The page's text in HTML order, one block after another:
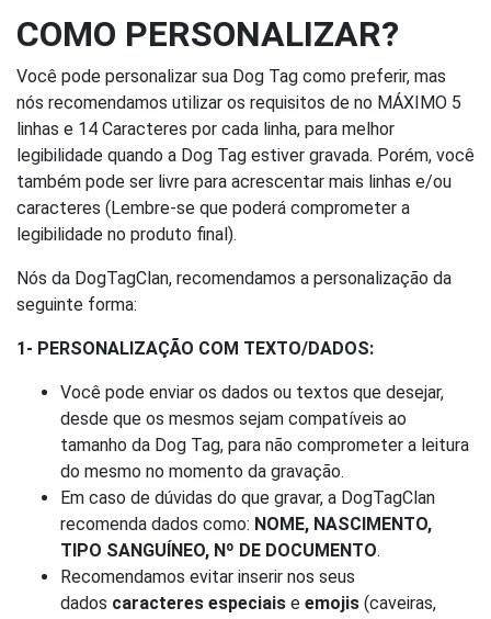
COMO PERSONALIZAR?
Você pode personalizar sua Dog Tag como preferir, mas
nós recomendamos utilizar os requisitos de no MÁXIMO 5
linhas e 14 Caracteres por cada linha, para melhor
legibilidade quando a Dog Tag estiver gravada. Porém, você
também pode ser livre para acrescentar mais linhas e/ou
caracteres (Lembre-se que poderá comprometer a
legibilidade no produto final).
Nós da DogTagClan, recomendamos a personalização da
seguinte forma:
1- PERSONALIZAÇÃO COM TEXTO/DADOS:
Você pode enviar os dados ou textos que desejar,
desde que os mesmos sejam compatíveis ao
tamanho da Dog Tag, para não comprometer a leitura
do mesmo no momento da gravação.
Em caso de dúvidas do que gravar, a DogTagClan
recomenda dados como: NOME, NASCIMENTO,
TIPO SANGUÍNEO, Nº DE DOCUMENTO.
Recomendamos evitar inserir nos seus
dados caracteres especiais e emojis (caveiras,